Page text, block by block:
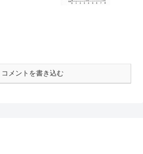
コメントを書き込む